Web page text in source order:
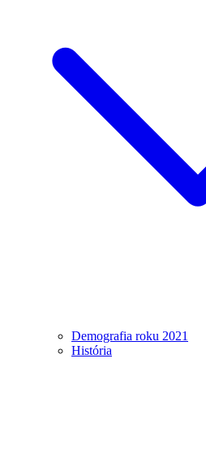
Demografia roku 2021
História